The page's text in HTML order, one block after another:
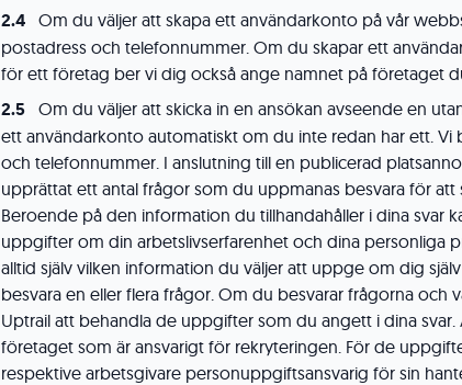
Om du väljer att skapa ett användarkonto på vår
postadress och telefonnummer. Om du skapar ett
för ett företag ber vi dig också ange namnet på företaget
Om du väljer att skicka in en ansökan avseende en
ett användarkonto automatiskt om du inte redan har ett.
och telefonnummer. I anslutning till en publicerad
upprättat ett antal frågor som du uppmanas besvara för
Beroende på den information du tillhandahåller i dina svar
uppgifter om din arbetslivserfarenhet och dina personliga
alltid själv vilken information du väljer att uppge om dig
besvara en eller flera frågor. Om du besvarar frågorna och
Uptrail att behandla de uppgifter som du angett i dina svar.
företaget som är ansvarigt för rekryteringen. För de
respektive arbetsgivare personuppgiftsansvarig för sin